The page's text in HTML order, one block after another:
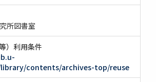
所図書室
）利用条件
contents/archives-top/reuse